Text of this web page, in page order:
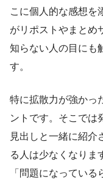
こに個人的な感想を
がリポストやまとめ
知らない人の目にも
す。
特に拡散力が強かっ
ントです。そこでは
見出しと一緒に紹介
る人は少なくなりま
「問題になってい